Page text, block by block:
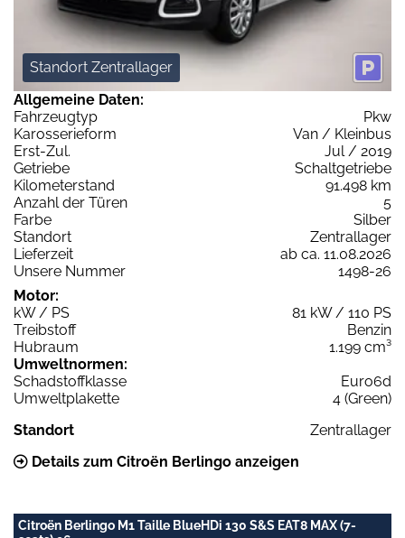
Standort Zentrallager
Allgemeine Daten:
Fahrzeugtyp
Pkw
Karosserieform
Van / Kleinbus
Erst-Zul.
Jul / 2019
Getriebe
Schaltgetriebe
Kilometerstand
91.498 km
Anzahl der Türen
5
Farbe
Silber
Standort
Zentrallager
Lieferzeit
ab ca. 11.08.2026
Unsere Nummer
1498-26
Motor:
kW / PS
81 kW / 110 PS
Treibstoff
Benzin
Hubraum
1.199 cm³
Umweltnormen:
Schadstoffklasse
Euro6d
Umweltplakette
4 (Green)
Standort
Zentrallager
Details zum Citroën Berlingo anzeigen
Citroën Berlingo M1 Taille BlueHDi 130 S&S EAT8 MAX (7-